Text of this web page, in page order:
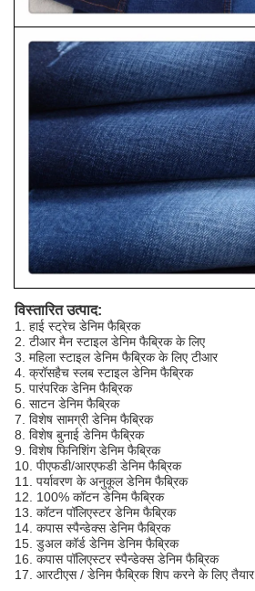
विस्तारित उत्पाद:
1. हाई स्ट्रेच डेनिम फैब्रिक
2. टीआर मैन स्टाइल डेनिम फैब्रिक के लिए
3. महिला स्टाइल डेनिम फैब्रिक के लिए टीआर
4. क्रॉसहैच स्लब स्टाइल डेनिम फैब्रिक
5. पारंपरिक डेनिम फैब्रिक
6. साटन डेनिम फैब्रिक
7. विशेष सामग्री डेनिम फैब्रिक
8. विशेष बुनाई डेनिम फैब्रिक
9. विशेष फिनिशिंग डेनिम फैब्रिक
10. पीएफडी/आरएफडी डेनिम फैब्रिक
11. पर्यावरण के अनुकूल डेनिम फैब्रिक
12. 100% कॉटन डेनिम फैब्रिक
13. कॉटन पॉलिएस्टर डेनिम फैब्रिक
14. कपास स्पैन्डेक्स डेनिम फैब्रिक
15. डुअल कॉर्ड डेनिम डेनिम फैब्रिक
16. कपास पॉलिएस्टर स्पैन्डेक्स डेनिम फैब्रिक
17. आरटीएस / डेनिम फैब्रिक शिप करने के लिए तैयार